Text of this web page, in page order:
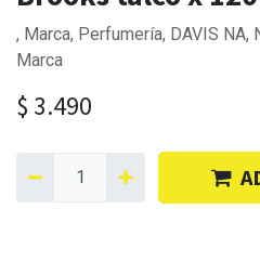
, Marca, Perfumería, DAVIS NA,
Marca
$ 3.490